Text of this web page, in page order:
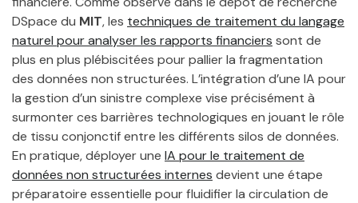
DSpace du MIT, les techniques de traitement du langage
naturel pour analyser les rapports financiers sont de
plus en plus plébiscitées pour pallier la fragmentation
des données non structurées. L’intégration d’une IA pour
la gestion d’un sinistre complexe vise précisément à
surmonter ces barrières technologiques en jouant le rôle
de tissu conjonctif entre les différents silos de données.
En pratique, déployer une IA pour le traitement de
données non structurées internes devient une étape
préparatoire essentielle pour fluidifier la circulation de